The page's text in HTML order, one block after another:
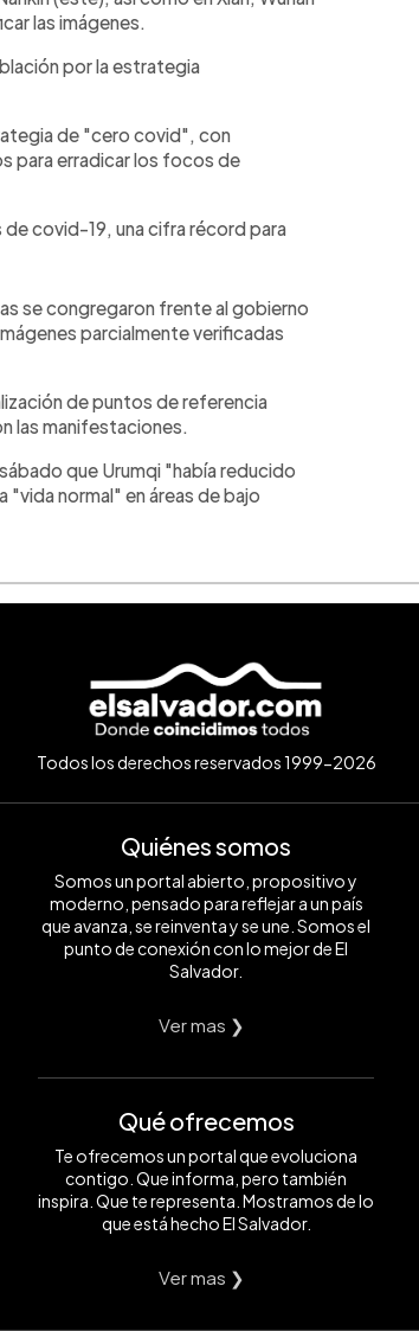
las imágenes.
por la estrategia
de "cero covid", con
para erradicar los focos de
covid-19, una cifra récord para
se congregaron frente al gobierno
parcialmente verificadas
de puntos de referencia
las manifestaciones.
que Urumqi "había reducido
"vida normal" en áreas de bajo
Todos los derechos reservados 1999-2026
Quiénes somos
Somos un portal abierto, propositivo y
moderno, pensado para reflejar a un país
que avanza, se reinventa y se une. Somos el
punto de conexión con lo mejor de El
Salvador.
Ver mas ❯
Qué ofrecemos
Te ofrecemos un portal que evoluciona
contigo. Que informa, pero también
inspira. Que te representa. Mostramos de lo
que está hecho El Salvador.
Ver mas ❯